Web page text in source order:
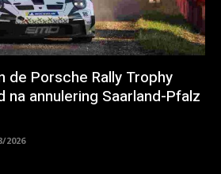
de Porsche Rally Trophy
na annulering Saarland-Pfalz
2026